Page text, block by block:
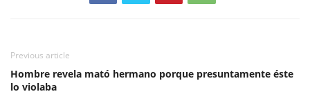
Previous article
Hombre revela mató hermano porque presuntamente éste
lo violaba